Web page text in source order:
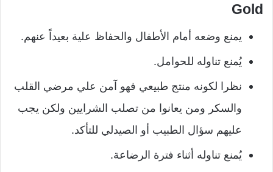
Gold
يمنع وضعه أمام الأطفال والحفاظ علية بعيداً عنهم.
يُمنع تناوله للحوامل.
نظرا لكونه منتج طبيعي فهو آمن علي مرضي القلب
والسكر ومن يعانوا من تصلب الشرايين ولكن يجب
عليهم سؤال الطبيب أو الصيدلي للتأكد.
يُمنع تناوله أثناء فترة الرضاعة.